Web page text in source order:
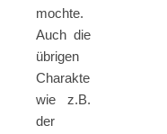
mochte.
Auch die
übrigen
Charaktere,
wie z.B.
der